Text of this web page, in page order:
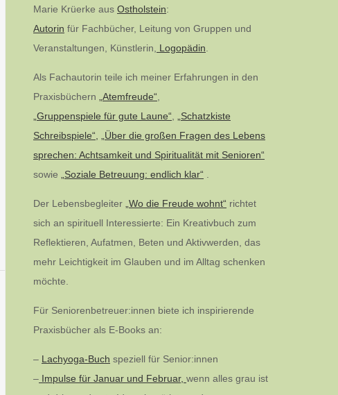
Marie Krüerke aus Ostholstein:
Autorin für Fachbücher, Leitung von Gruppen und
Veranstaltungen, Künstlerin,
Logopädin
Als Fachautorin teile ich meiner Erfahrungen in den
Praxisbüchern
„Atemfreude“
„Gruppenspiele für gute Laune“
„Schatzkiste
Schreibspiele“,
„Über die großen Fragen des Lebens
sprechen: Achtsamkeit und Spiritualität mit Senioren“
sowie
„Soziale Betreuung: endlich klar“
Der Lebensbegleiter „Wo die Freude wohnt“ richtet
sich an spirituell Interessierte: Ein Kreativbuch zum
Reflektieren, Aufatmen, Beten und Aktivwerden, das
mehr Leichtigkeit im Glauben und im Alltag schenken
möchte.
Für Seniorenbetreuer:innen biete ich inspirierende
Praxisbücher als E-Books an:
– Lachyoga-Buch speziell für Senior:innen
– Impulse für Januar und Februar, wenn alles grau ist